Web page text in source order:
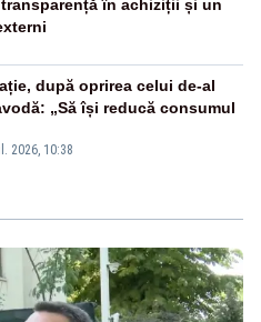
în achiziții și un
2026, 10:38
după oprirea celui de-al
„Să își reducă consumul